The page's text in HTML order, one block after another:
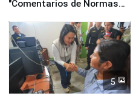
"Comentarios de Normas
Derecho Colectivo"
5